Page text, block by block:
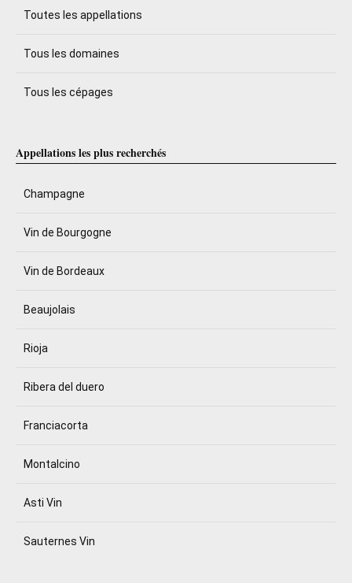
Toutes les appellations
Tous les domaines
Tous les cépages
Appellations les plus recherchés
Champagne
Vin de Bourgogne
Vin de Bordeaux
Beaujolais
Rioja
Ribera del duero
Franciacorta
Montalcino
Asti Vin
Sauternes Vin